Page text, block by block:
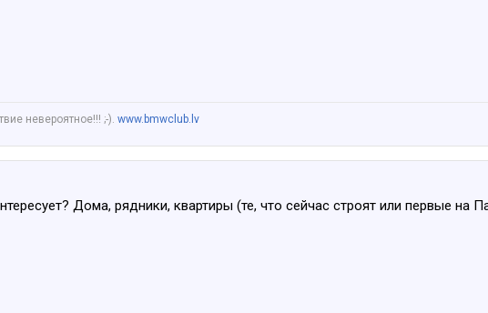
невероятное!!! ;-). www.bmwclub.lv
Дома, рядники, квартиры (те, что сейчас строят или первые на